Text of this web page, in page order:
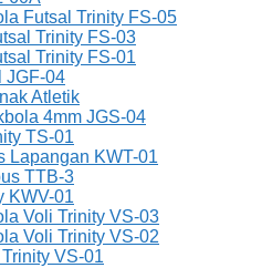
Futsal Trinity FS-05
Trinity FS-03
Trinity FS-01
JGF-04
Atletik
4mm JGS-04
TS-01
Lapangan KWT-01
TTB-3
KWV-01
Voli Trinity VS-03
Voli Trinity VS-02
VS-01